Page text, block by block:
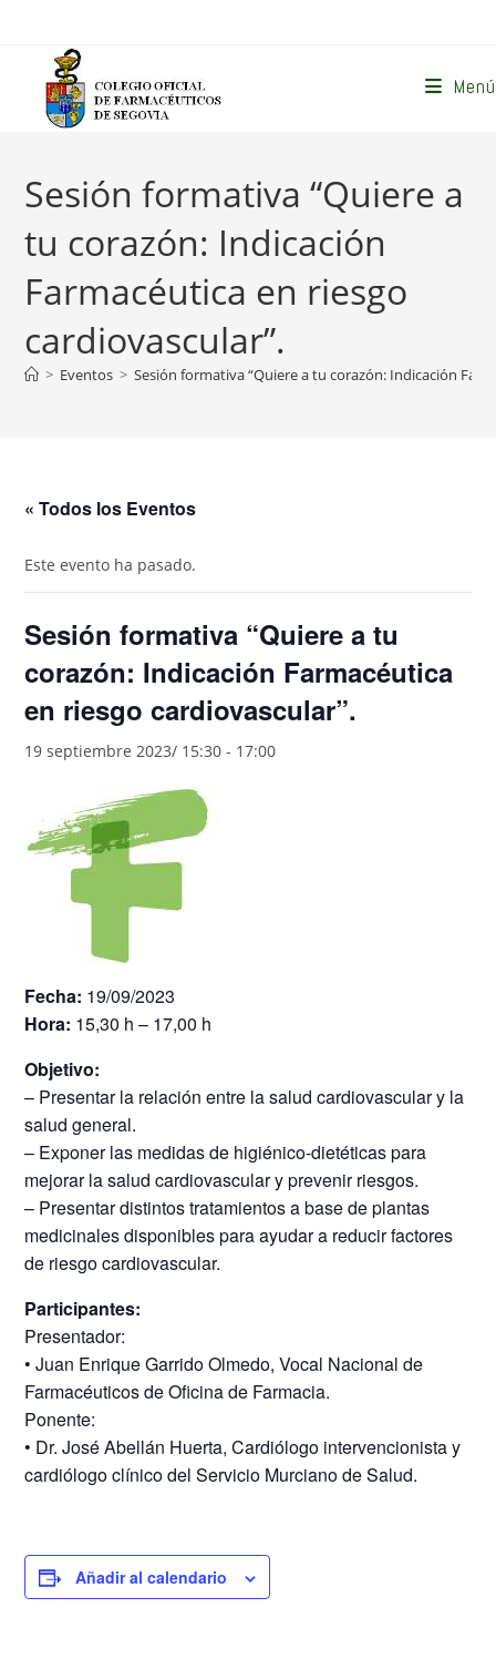
contenido
Menú
Sesión formativa “Quiere a
tu corazón: Indicación
Farmacéutica en riesgo
cardiovascular”.
> Eventos > Sesión formativa “Quiere a tu corazón: Indicación
« Todos los Eventos
Este evento ha pasado.
Sesión formativa “Quiere a tu
corazón: Indicación Farmacéutica
en riesgo cardiovascular”.
19 septiembre 2023/ 15:30 - 17:00
Fecha: 19/09/2023
Hora: 15,30 h – 17,00 h
Objetivo:
– Presentar la relación entre la salud cardiovascular y la
salud general.
– Exponer las medidas de higiénico-dietéticas para
mejorar la salud cardiovascular y prevenir riesgos.
– Presentar distintos tratamientos a base de plantas
medicinales disponibles para ayudar a reducir factores
de riesgo cardiovascular.
Participantes:
Presentador:
• Juan Enrique Garrido Olmedo, Vocal Nacional de
Farmacéuticos de Oficina de Farmacia.
Ponente:
• Dr. José Abellán Huerta, Cardiólogo intervencionista y
cardiólogo clínico del Servicio Murciano de Salud.
Añadir al calendario